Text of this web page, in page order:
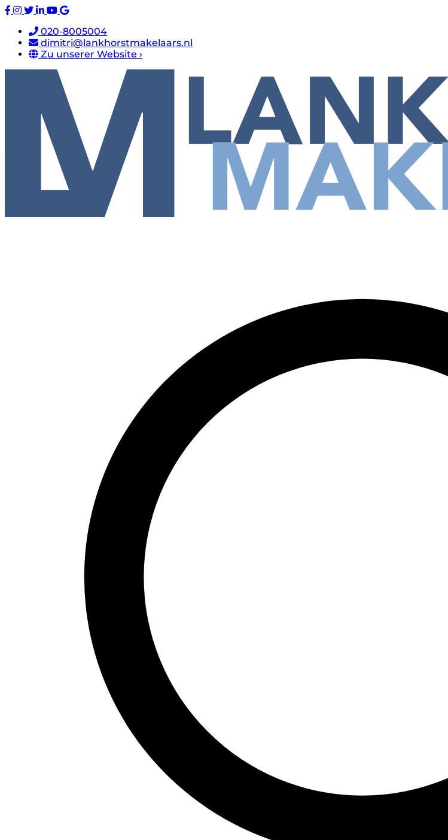
020-8005004
dimitri@lankhorstmakelaars.nl
Zu unserer Website ›